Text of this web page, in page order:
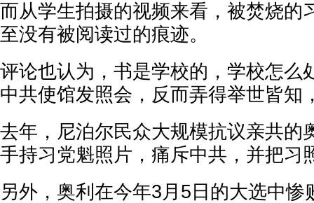
而从学生拍摄的视频来看，被焚烧的
至没有被阅读过的痕迹。
评论也认为，书是学校的，学校怎么
中共使馆发照会，反而弄得举世皆知
去年，尼泊尔民众大规模抗议亲共的
手持习党魁照片，痛斥中共，并把习
另外，奥利在今年3月5日的大选中惨